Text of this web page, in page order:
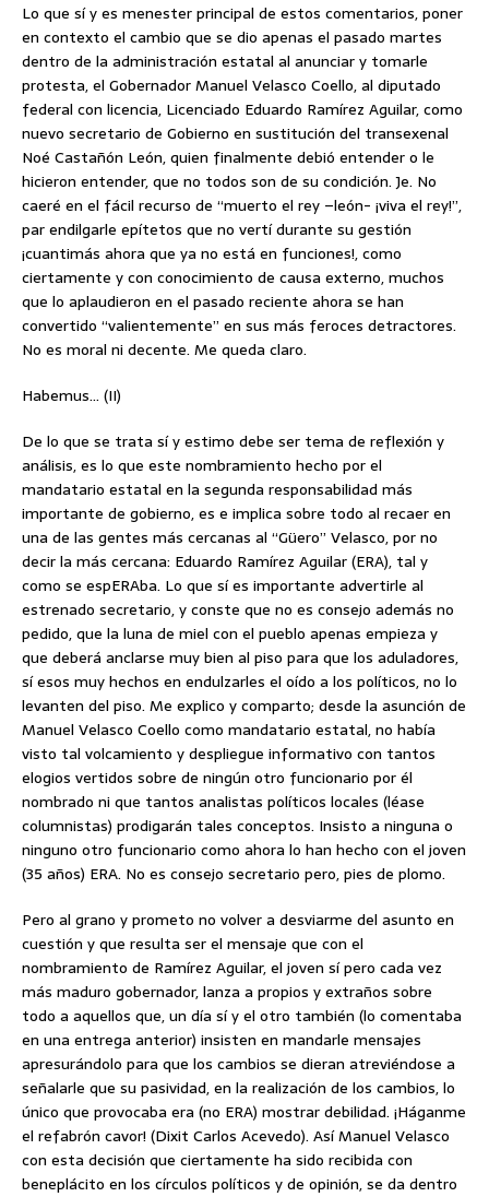
Lo que sí y es menester principal de estos comentarios, poner
en contexto el cambio que se dio apenas el pasado martes
dentro de la administración estatal al anunciar y tomarle
protesta, el Gobernador Manuel Velasco Coello, al diputado
federal con licencia, Licenciado Eduardo Ramírez Aguilar, como
nuevo secretario de Gobierno en sustitución del transexenal
Noé Castañón León, quien finalmente debió entender o le
hicieron entender, que no todos son de su condición. Je. No
caeré en el fácil recurso de “muerto el rey –león- ¡viva el rey!”,
par endilgarle epítetos que no vertí durante su gestión
¡cuantimás ahora que ya no está en funciones!, como
ciertamente y con conocimiento de causa externo, muchos
que lo aplaudieron en el pasado reciente ahora se han
convertido “valientemente” en sus más feroces detractores.
No es moral ni decente. Me queda claro.
Habemus… (II)
De lo que se trata sí y estimo debe ser tema de reflexión y
análisis, es lo que este nombramiento hecho por el
mandatario estatal en la segunda responsabilidad más
importante de gobierno, es e implica sobre todo al recaer en
una de las gentes más cercanas al “Güero” Velasco, por no
decir la más cercana: Eduardo Ramírez Aguilar (ERA), tal y
como se espERAba. Lo que sí es importante advertirle al
estrenado secretario, y conste que no es consejo además no
pedido, que la luna de miel con el pueblo apenas empieza y
que deberá anclarse muy bien al piso para que los aduladores,
sí esos muy hechos en endulzarles el oído a los políticos, no lo
levanten del piso. Me explico y comparto; desde la asunción de
Manuel Velasco Coello como mandatario estatal, no había
visto tal volcamiento y despliegue informativo con tantos
elogios vertidos sobre de ningún otro funcionario por él
nombrado ni que tantos analistas políticos locales (léase
columnistas) prodigarán tales conceptos. Insisto a ninguna o
ninguno otro funcionario como ahora lo han hecho con el joven
(35 años) ERA. No es consejo secretario pero, pies de plomo.
Pero al grano y prometo no volver a desviarme del asunto en
cuestión y que resulta ser el mensaje que con el
nombramiento de Ramírez Aguilar, el joven sí pero cada vez
más maduro gobernador, lanza a propios y extraños sobre
todo a aquellos que, un día sí y el otro también (lo comentaba
en una entrega anterior) insisten en mandarle mensajes
apresurándolo para que los cambios se dieran atreviéndose a
señalarle que su pasividad, en la realización de los cambios, lo
único que provocaba era (no ERA) mostrar debilidad. ¡Háganme
el refabrón cavor! (Dixit Carlos Acevedo). Así Manuel Velasco
con esta decisión que ciertamente ha sido recibida con
beneplácito en los círculos políticos y de opinión, se da dentro